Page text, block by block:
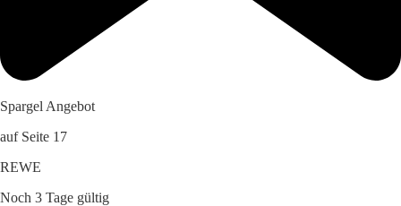
Spargel Angebot
auf Seite 17
REWE
Noch 3 Tage gültig